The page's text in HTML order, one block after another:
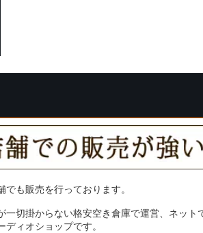
も販売を行っております。
一切掛からない格安空き倉庫で運営、ネット
ィオショップです。